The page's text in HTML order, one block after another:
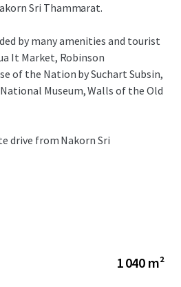
Sri Thammarat.
by many amenities and tourist
It Market, Robinson
of the Nation by Suchart Subsin,
Museum, Walls of the Old
drive from Nakorn Sri
1 040 m²